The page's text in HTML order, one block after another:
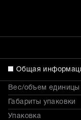
Общая
Вес/объем единицы
Габариты упаковки
Упаковка